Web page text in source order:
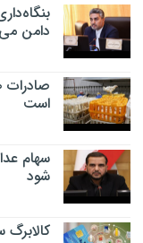
دامن
است
سهام
شود